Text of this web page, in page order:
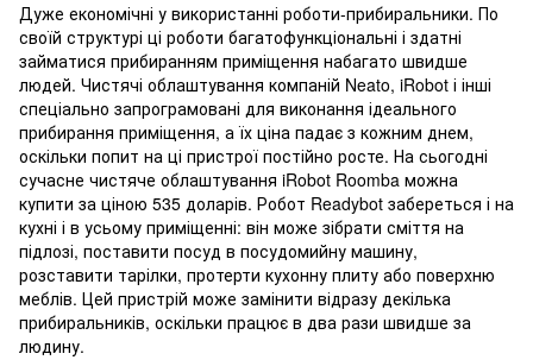
Дуже економічні у використанні роботи-прибиральники. По
своїй структурі ці роботи багатофункціональні і здатні
займатися прибиранням приміщення набагато швидше
людей. Чистячі облаштування компаній Neato, iRobot і інші
спеціально запрограмовані для виконання ідеального
прибирання приміщення, а їх ціна падає з кожним днем,
оскільки попит на ці пристрої постійно росте. На сьогодні
сучасне чистяче облаштування iRobot Roomba можна
купити за ціною 535 доларів. Робот Readybot забереться і на
кухні і в усьому приміщенні: він може зібрати сміття на
підлозі, поставити посуд в посудомийну машину,
розставити тарілки, протерти кухонну плиту або поверхню
меблів. Цей пристрій може замінити відразу декілька
прибиральників, оскільки працює в два рази швидше за
людину.